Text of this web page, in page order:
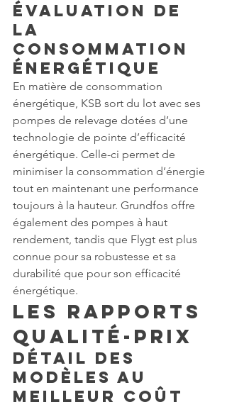
Évaluation de
la
Consommation
Énergétique
En matière de consommation
énergétique, KSB sort du lot avec ses
pompes de relevage dotées d’une
technologie de pointe d’efficacité
énergétique. Celle-ci permet de
minimiser la consommation d’énergie
tout en maintenant une performance
toujours à la hauteur. Grundfos offre
également des pompes à haut
rendement, tandis que Flygt est plus
connue pour sa robustesse et sa
durabilité que pour son efficacité
énergétique.
Les Rapports
Qualité-Prix
Détail des
Modèles au
Meilleur Coût